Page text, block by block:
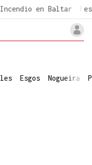
Incendio en Baltar
Esgos Nogueira